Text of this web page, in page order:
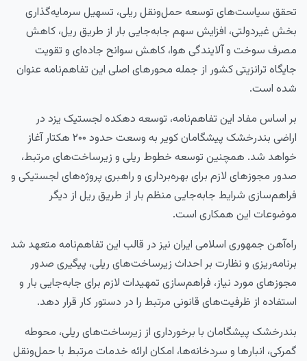
تحقق سیاست‌های توسعه حمل‌ونقل ریلی، تسهیل سرمایه‌گذاری
بخش غیردولتی، افزایش سهم جابه‌جایی بار از طریق ریل، کاهش
مصرف سوخت و آلایندگی هوا، کاهش سوانح جاده‌ای و تقویت
جایگاه ترانزیتی کشور از جمله محورهای اصلی این تفاهم‌نامه عنوان
شده است.
بر اساس مفاد این تفاهم‌نامه، توسعه دهکده لجستیک یزد در
اراضی بندرخشک پیشگامان کویر به وسعت حدود ۲۰۰ هکتار آغاز
خواهد شد. همچنین توسعه خطوط ریلی و زیرساخت‌های مرتبط،
صدور مجوزهای لازم برای بهره‌برداری و راهبری پروژه‌های لجستیکی و
فراهم‌سازی شرایط جابه‌جایی منظم بار از طریق ریل از دیگر
موضوعات این همکاری است.
راه‌آهن جمهوری اسلامی ایران نیز در قالب این تفاهم‌نامه متعهد شد
برنامه‌ریزی و نظارت بر احداث زیرساخت‌های ریلی، پیگیری صدور
مجوزهای مورد نیاز، فراهم‌سازی تمهیدات لازم برای جابه‌جایی بار و
استفاده از ظرفیت‌های قانونی مرتبط را در دستور کار قرار دهد.
بندرخشک پیشگامان با برخورداری از زیرساخت‌های ریلی، محوطه
گمرکی، انبارها و سردخانه‌ها، امکان ارائه خدمات مرتبط با حمل‌ونقل